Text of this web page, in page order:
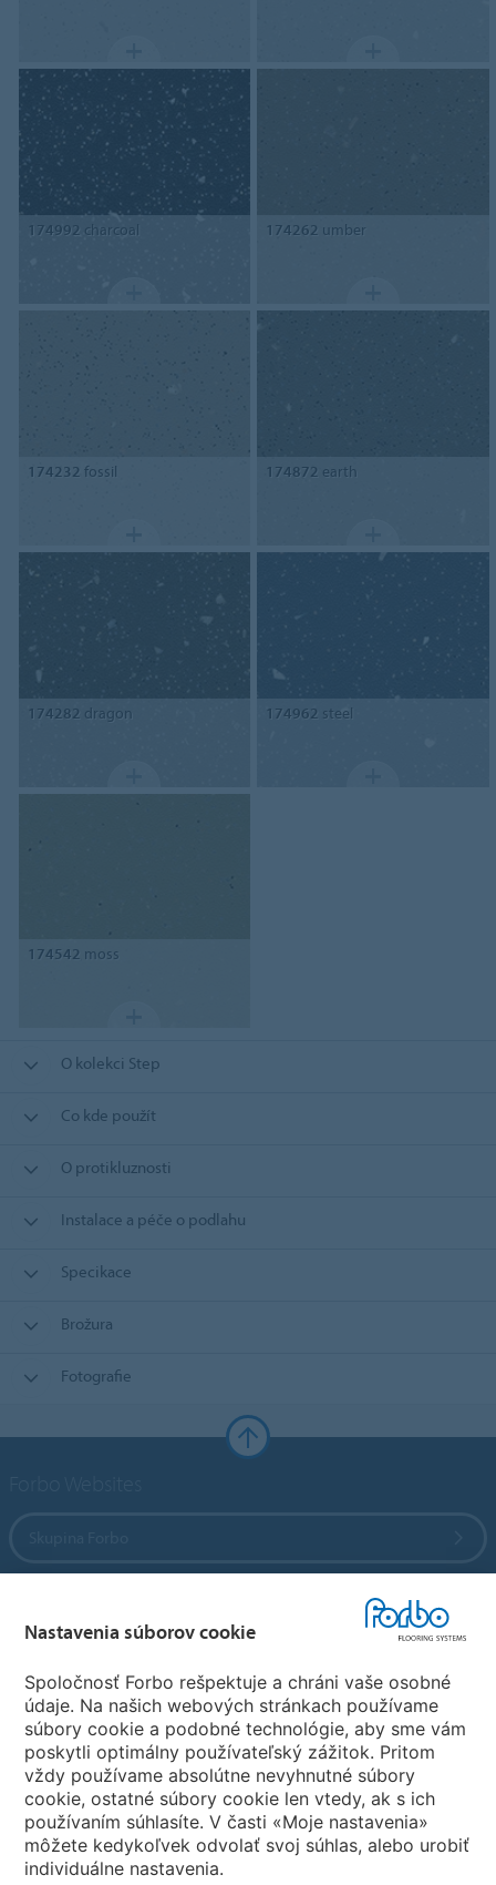
174992 charcoal 174262 umber
174232 fossil 174872 earth
174282 dragon 174962 steel
174542 moss
O kolekci Step
Co kde použít
O protikluznosti
Instalace a péče o podlahu
Specikace
Brožura
Fotografie
Zvoľte krajinu
Zvoľte svoju krajinu
Nastavenia súborov cookie
Spoločnosť Forbo rešpektuje a chráni vaše osobné
údaje. Na našich webových stránkach používame
súbory cookie a podobné technológie, aby sme vám
poskytli optimálny používateľský zážitok. Pritom
vždy používame absolútne nevyhnutné súbory
cookie, ostatné súbory cookie len vtedy, ak s ich
používaním súhlasíte. V časti «Moje nastavenia»
môžete kedykoľvek odvolať svoj súhlas, alebo urobiť
individuálne nastavenia.